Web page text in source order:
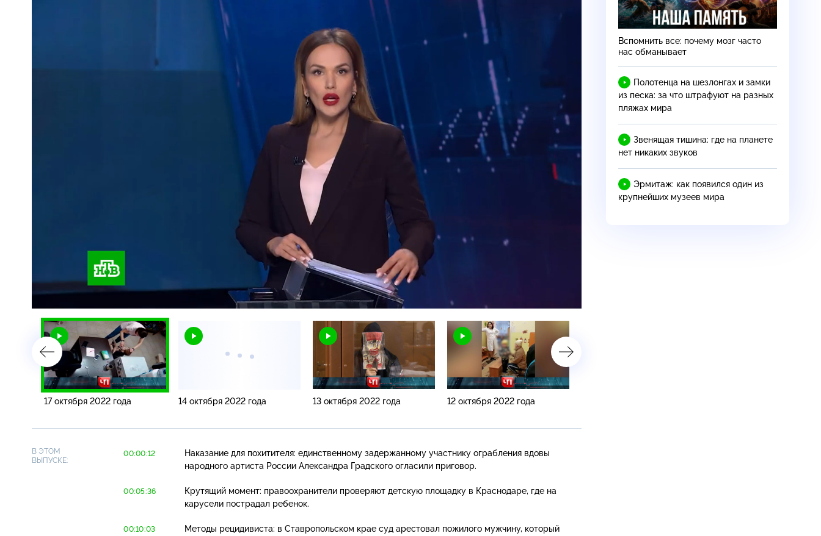
/
3.55%
17 октября 2022 года 14 октября 2022 года 13 октября 2022 года 12 октября 2022 года
В ЭТОМ
ВЫПУСКЕ:
00:00:12
Наказание для похитителя: единственному задержанному участнику ограбления вдовы
народного артиста России Александра Градского огласили приговор.
00:05:36
Крутящий момент: правоохранители проверяют детскую площадку в Краснодаре, где на
карусели пострадал ребенок.
00:10:03
Методы рецидивиста: в Ставропольском крае суд арестовал пожилого мужчину, который
Вспомнить все: почему мозг часто
нас обманывает
Полотенца на шезлонгах и замки
из песка: за что штрафуют на разных
пляжах мира
Звенящая тишина: где на планете
нет никаких звуков
Эрмитаж: как появился один из
крупнейших музеев мира